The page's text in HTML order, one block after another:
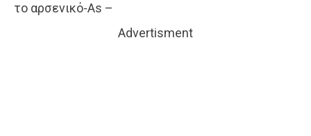
το αρσενικό-As –
Advertisment